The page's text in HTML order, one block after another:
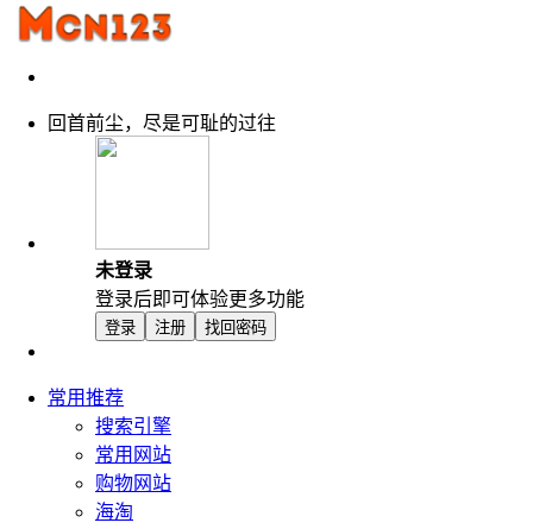
回首前尘，尽是可耻的过往
未登录
登录后即可体验更多功能
登录 注册 找回密码
常用推荐
搜索引擎
常用网站
购物网站
海淘